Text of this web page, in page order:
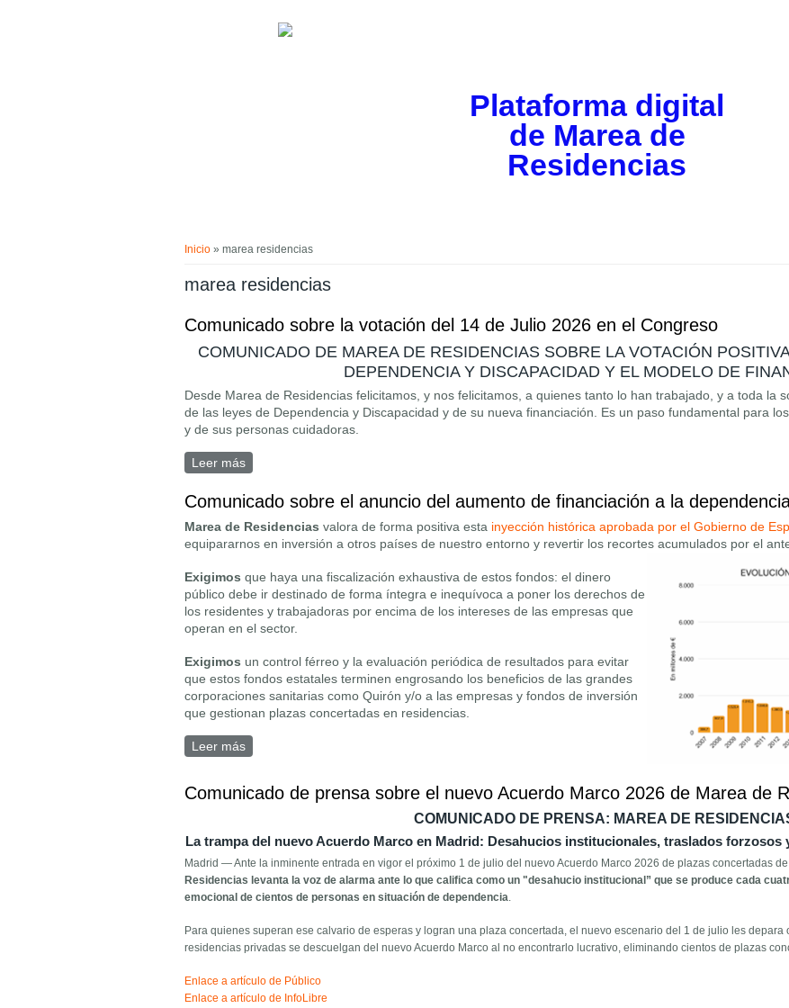
Plataforma digital
de Marea de
Residencias
Inicio » marea residencias
marea residencias
Comunicado sobre la votación del 14 de Julio 2026 en el Congreso
COMUNICADO DE MAREA DE RESIDENCIAS SOBRE LA VOTACIÓN
DEPENDENCIA Y DISCAPACIDAD Y EL MODELO DE
Desde Marea de Residencias felicitamos, y nos felicitamos, a quienes tanto lo han trabajado, y a toda la
de las leyes de Dependencia y Discapacidad y de su nueva financiación. Es un paso fundamental para
y de sus personas cuidadoras.
Leer más
Comunicado sobre el anuncio del aumento de financiación a la
Marea de Residencias valora de forma positiva esta inyección histórica aprobada por el Gobierno de
equipararnos en inversión a otros países de nuestro entorno y revertir los recortes acumulados por el
Exigimos que haya una fiscalización exhaustiva de estos fondos: el dinero
público debe ir destinado de forma íntegra e inequívoca a poner los derechos de
los residentes y trabajadoras por encima de los intereses de las empresas que
operan en el sector.
Exigimos un control férreo y la evaluación periódica de resultados para evitar
que estos fondos estatales terminen engrosando los beneficios de las grandes
corporaciones sanitarias como Quirón y/o a las empresas y fondos de inversión
que gestionan plazas concertadas en residencias.
Leer más sobre Comunicado sobre el anuncio del aumento de financiación a la dependencia
Comunicado de prensa sobre el nuevo Acuerdo Marco 2026 de Marea de
COMUNICADO DE PRENSA: MAREA DE
La trampa del nuevo Acuerdo Marco en Madrid: Desahucios institucionales, traslados forzosos
Madrid — Ante la inminente entrada en vigor el próximo 1 de julio del nuevo Acuerdo Marco 2026 de plazas concertadas
Residencias levanta la voz de alarma ante lo que califica como un "desahucio institucional” que se produce cada
emocional de cientos de personas en situación de dependencia.
Para quienes superan ese calvario de esperas y logran una plaza concertada, el nuevo escenario del 1 de julio les
residencias privadas se descuelgan del nuevo Acuerdo Marco al no encontrarlo lucrativo, eliminando cientos de plazas
Enlace a artículo de Público
Enlace a artículo de InfoLibre